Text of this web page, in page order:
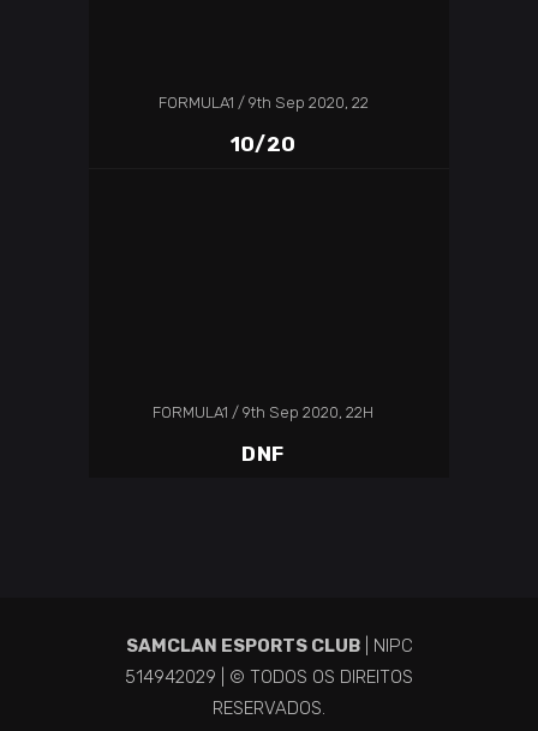
FORMULA1 9th Sep 2020, 22
10/20
FORMULA1 9th Sep 2020, 22H
DNF
SAMCLAN ESPORTS CLUB| NIPC
514942029 | © TODOS OS DIREITOS
RESERVADOS.